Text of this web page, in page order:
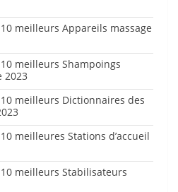
meilleurs Appareils massage
meilleurs Shampoings
2023
meilleurs Dictionnaires des
meilleures Stations d’accueil
meilleurs Stabilisateurs